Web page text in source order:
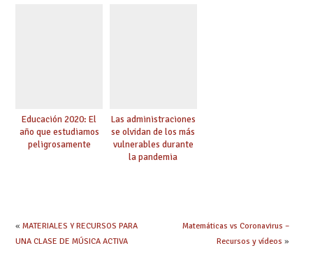
Educación 2020: El
año que estudiamos
peligrosamente
Las administraciones
se olvidan de los más
vulnerables durante
la pandemia
« MATERIALES Y RECURSOS PARA
UNA CLASE DE MÚSICA ACTIVA
Matemáticas vs Coronavirus –
Recursos y vídeos »